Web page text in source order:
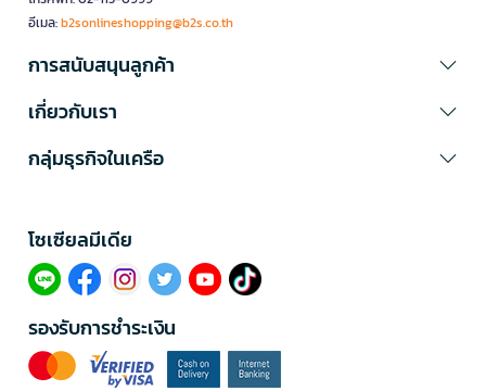
อีเมล:b2sonlineshopping@b2s.co.th
การสนับสนุนลูกค้า
เกี่ยวกับเรา
กลุ่มธุรกิจในเครือ
โซเซียลมีเดีย​
รองรับการชำระเงิน